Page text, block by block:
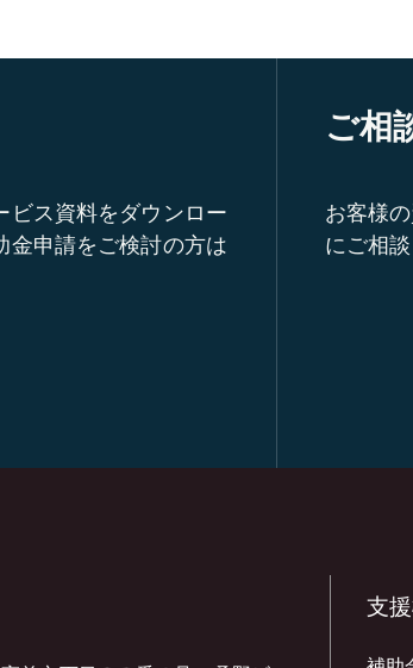
ビス資料をダウンロー
金申請をご検討の方は
ご相
お客様
にご相談
支